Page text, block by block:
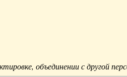
объединении с другой